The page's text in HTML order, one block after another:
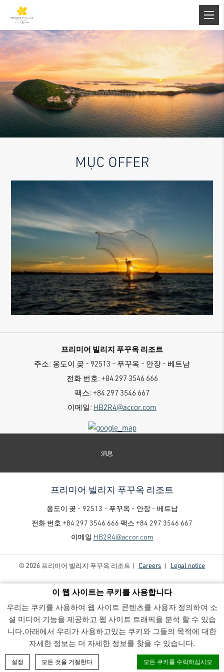
이 웹 사이트는 쿠키를 사용합니다
우리는 쿠키를 사용하여 웹 사이트 콘텐츠를 사용자 정의하여 소
셜 미디어 기능을 제공하고 웹 사이트 트래픽을 분석 할 수 있습
니다.아래에서 우리가 사용하고있는 쿠키와 그들의 목적에 대한
자세한 정보는 더 자세한 정보를 찾을 수 있습니다.
설정 모든 것을 거절한다 모든 쿠키를 수락하십시오
MỤC OFFER
프리미어 빌리지 푸꾸옥 리조트
주소: 옹도이 곶 - 92513 - 푸꾸옥 - 안장 - 베트남
전화 번호: +84 297 3546 666
팩스: +84 297 3546 667
이메일: HB2R4@accor.com
消息
프리미어 빌리지 푸꾸옥 리조트
옹도이 곶 - 92513 - 푸꾸옥 - 안장 - 베트남
전화 번호 +84 297 3546 666 팩스 +84 297 3546 667
이메일 HB2R4@accor.com
© 2026 프리미어 빌리지 푸꾸옥 리조트 | Careers | Legal notice
프리미어 빌리지 푸꾸옥 리조트 - Luxury family-friendly resort - mục offer